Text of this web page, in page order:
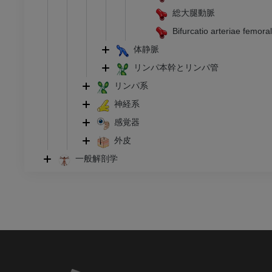
総大腿動脈
Bifurcatio arteriae
体静脈
リンパ本幹とリンパ管
リンパ系
神経系
感覚器
外皮
一般解剖学